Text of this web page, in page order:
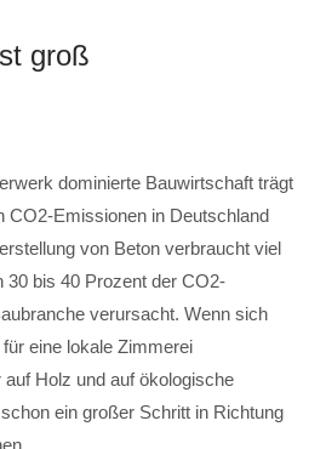
groß
dominierte Bauwirtschaft trägt
CO2-Emissionen in Deutschland
von Beton verbraucht viel
30 bis 40 Prozent der CO2-
verursacht. Wenn sich
eine lokale Zimmerei
Holz und auf ökologische
ein großer Schritt in Richtung